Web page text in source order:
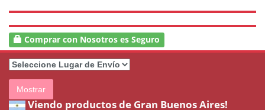
Comprar con Nosotros es Seguro
Mostrar
Viendo productos de Gran Buenos Aires!